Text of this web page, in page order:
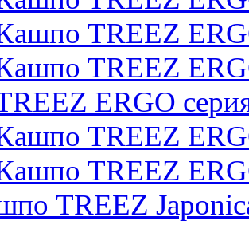
TREEZ
TREEZ
ERGO
TREEZ
TREEZ
TREEZ